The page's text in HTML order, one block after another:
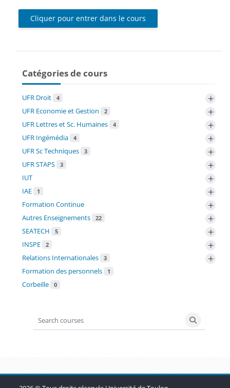
Cliquer pour entrer dans le cours
Catégories de cours
UFR Droit 4 +
UFR Economie et Gestion 2 +
UFR Lettres et Sc. Humaines 4 +
UFR Ingémédia 4 +
UFR Sc Techniques 3 +
UFR STAPS 3 +
IUT +
IAE 1 +
Formation Continue +
Autres Enseignements 22 +
SEATECH 5 +
INSPE 2 +
Relations Internationales 3 +
Formation des personnels 1
Corbeille 0
Search courses
Search
Blocs
Blocs
Blocs